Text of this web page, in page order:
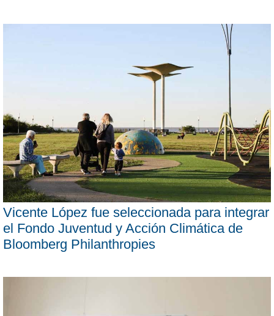
Vicente López fue seleccionada para integrar
el Fondo Juventud y Acción Climática de
Bloomberg Philanthropies